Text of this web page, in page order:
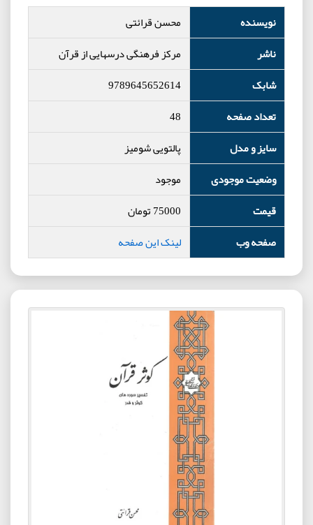
نویسنده
محسن قرائتی
ناشر
مرکز فرهنگی درسهایی از قرآن
شابک
9789645652614
تعداد صفحه
48
سایز و مدل
پالتویی شومیز
وضعیت موجودی
موجود
قیمت
75000تومان
صفحه وب
لینک این صفحه